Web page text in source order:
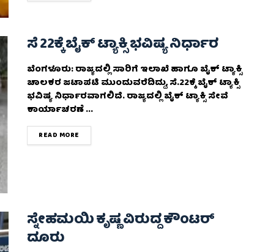
ಸೆ 22ಕ್ಕೆ ಬೈಕ್ ಟ್ಯಾಕ್ಸಿ ಭವಿಷ್ಯ ನಿರ್ಧಾರ
ಬೆಂಗಳೂರು: ರಾಜ್ಯದಲ್ಲಿ ಸಾರಿಗೆ ಇಲಾಖೆ ಹಾಗೂ ಬೈಕ್ ಟ್ಯಾಕ್ಸಿ
ಚಾಲಕರ ಜಟಾಪಟಿ ಮುಂದುವರೆದಿದ್ದು, ಸೆ.22ಕ್ಕೆ ಬೈಕ್ ಟ್ಯಾಕ್ಸಿ
ಭವಿಷ್ಯ ನಿರ್ಧಾರವಾಗಲಿದೆ. ರಾಜ್ಯದಲ್ಲಿ ಬೈಕ್ ಟ್ಯಾಕ್ಸಿ ಸೇವೆ
ಕಾರ್ಯಾಚರಣೆ ...
READ MORE
ಸ್ನೇಹಮಯಿ ಕೃಷ್ಣ ವಿರುದ್ದ ಕೌಂಟರ್‌
ದೂರು